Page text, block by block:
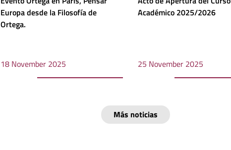
Europa desde la Filosofía de
Ortega.
18 November 2025
Académico 2025/2026
25 November 2025
Más noticias